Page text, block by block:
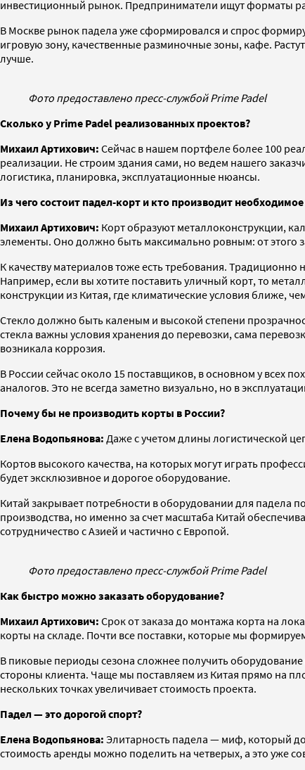
инвестиционный рынок. Предприниматели ищут форматы
В Москве рынок падела уже сформировался и спрос
игровую зону, качественные разминочные зоны, кафе.
лучше.
Фото предоставлено пресс-службой Prime Padel
Сколько у Prime Padel реализованных проектов?
Михаил Артихович: Сейчас в нашем портфеле более 100
реализации. Не строим здания сами, но ведем нашего
логистика, планировка, эксплуатационные нюансы.
Из чего состоит падел-корт и кто производит
Михаил Артихович: Корт образуют металлоконструкции,
элементы. Оно должно быть максимально ровным: от этого
К качеству материалов тоже есть требования.
Например, если вы хотите поставить уличный корт, то
конструкции из Китая, где климатические условия ближе,
Стекло должно быть каленым и высокой степени
стекла важны условия хранения до перевозки, сама
возникала коррозия.
В России сейчас около 15 поставщиков, в основном у всех
аналогов. Это не всегда заметно визуально, но в
Почему бы не производить корты в России?
Елена Водопьянова: Даже с учетом длины логистической
Кортов высокого качества, на которых могут играть
будет эксклюзивное и дорогое оборудование.
Китай закрывает потребности в оборудовании для падела
производства, но именно за счет масштаба Китай
сотрудничество с Азией и частично с Европой.
Фото предоставлено пресс-службой Prime Padel
Как быстро можно заказать оборудование?
Михаил Артихович: Срок от заказа до монтажа корта на
корты на складе. Почти все поставки, которые мы
В пиковые периоды сезона сложнее получить
стороны клиента. Чаще мы поставляем из Китая прямо на
нескольких точках увеличивает стоимость проекта.
Падел — это дорогой спорт?
Елена Водопьянова: Элитарность падела — миф, который
стоимость аренды можно поделить на четверых, а это уже